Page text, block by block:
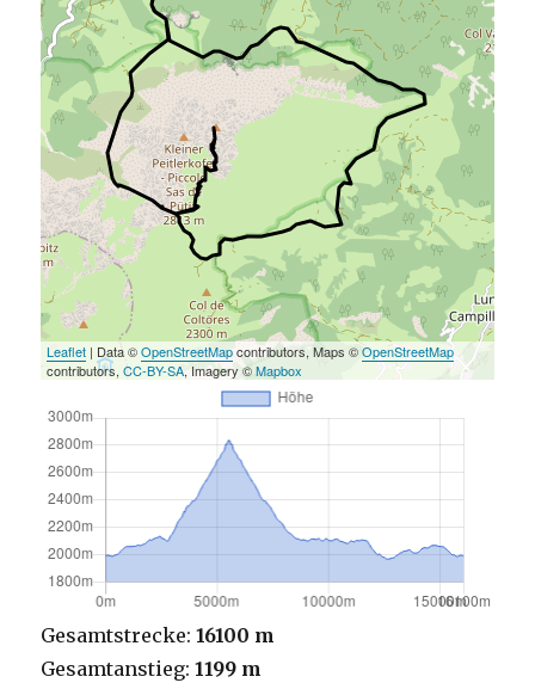
Leaflet | Data ©OpenStreetMapcontributors, Maps ©OpenStreetMap
contributors,CC-BY-SA, Imagery ©Mapbox
Gesamtstrecke: 16100 m
Gesamtanstieg: 1199 m